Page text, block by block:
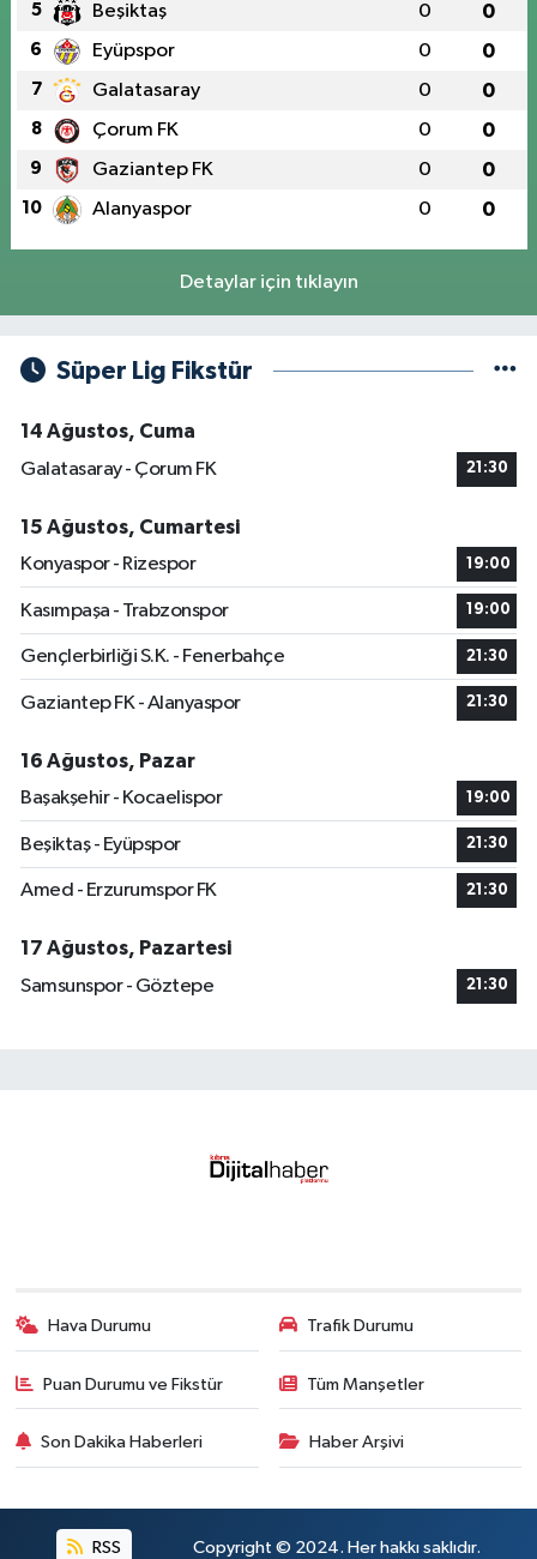
5 Beşiktaş 0 0
6 Eyüpspor 0 0
7 Galatasaray 0 0
8 Çorum FK 0 0
9 Gaziantep FK 0 0
10 Alanyaspor 0 0
Detaylar için tıklayın
Süper Lig Fikstür
14 Ağustos, Cuma
Galatasaray - Çorum FK
21:30
15 Ağustos, Cumartesi
Konyaspor - Rizespor
19:00
Kasımpaşa - Trabzonspor 19:00
Gençlerbirliği S.K. - Fenerbahçe 21:30
Gaziantep FK - Alanyaspor 21:30
16 Ağustos, Pazar
Başakşehir - Kocaelispor
19:00
Beşiktaş - Eyüpspor 21:30
Amed - Erzurumspor FK 21:30
17 Ağustos, Pazartesi
Samsunspor - Göztepe
21:30
Hava Durumu Trafik Durumu
Puan Durumu ve Fikstür Tüm Manşetler
Son Dakika Haberleri Haber Arşivi
RSS Copyright © 2024. Her hakkı saklıdır.